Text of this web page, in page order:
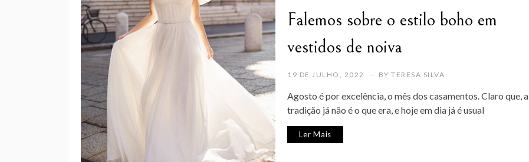
Falemos sobre o estilo boho em
vestidos de noiva
19 DE JULHO, 2022 BY TERESA SILVA
Agosto é por excelência, o mês dos casamentos. Claro que, a
tradição já não é o que era, e hoje em dia já é usual
Ler Mais